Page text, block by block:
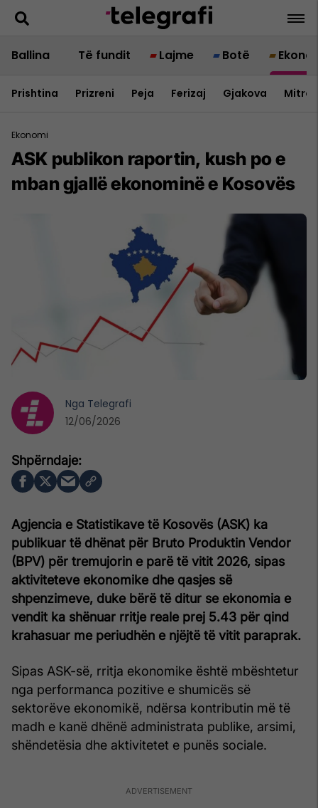
Ballina Të fundit Lajme Botë
Prishtina Prizreni Peja Ferizaj Gjakova
Ekonomi
ASK publikon raportin, kush po e
mban gjallë ekonominë e Kosovës
Agjencia e Statistikave të Kosovës (ASK) ka
publikuar të dhënat për Bruto Produktin Vendor
(BPV) për tremujorin e parë të vitit 2026, sipas
aktiviteteve ekonomike dhe qasjes së
shpenzimeve, duke bërë të ditur se ekonomia e
vendit ka shënuar rritje reale prej 5.43 për qind
krahasuar me periudhën e njëjtë të vitit paraprak.
Sipas ASK-së, rritja ekonomike është mbështetur
nga performanca pozitive e shumicës së
sektorëve ekonomikë, ndërsa kontributin më të
madh e kanë dhënë administrata publike, arsimi,
shëndetësia dhe aktivitetet e punës sociale.
Nga Telegrafi
12/06/2026